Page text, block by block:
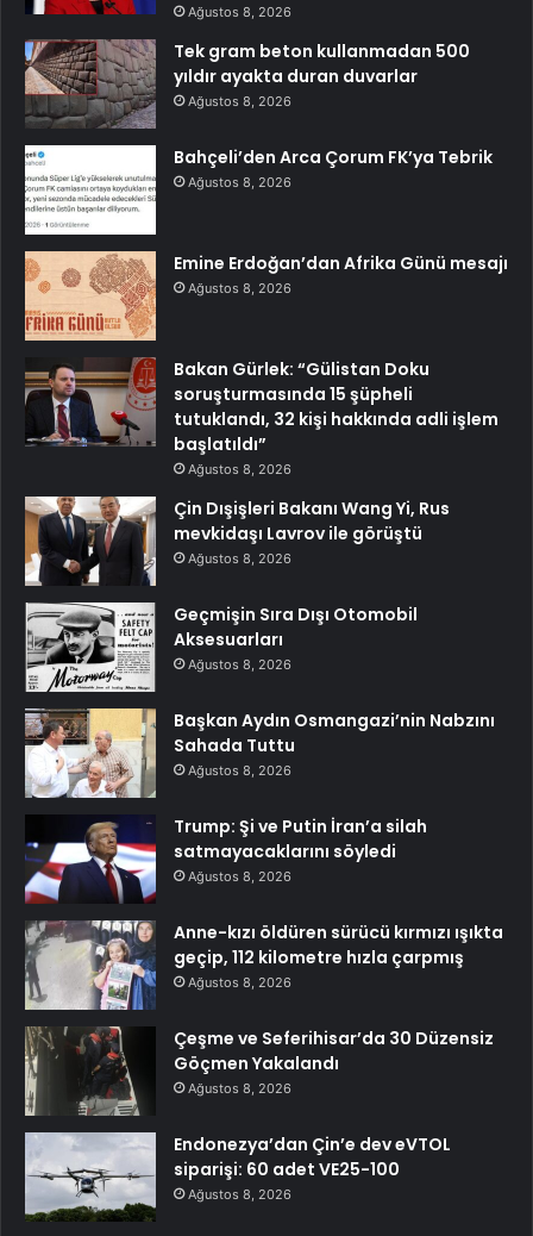
Ağustos 8, 2026
Tek gram beton kullanmadan 500
yıldır ayakta duran duvarlar
Ağustos 8, 2026
Bahçeli’den Arca Çorum FK’ya Tebrik
Ağustos 8, 2026
Emine Erdoğan’dan Afrika Günü mesajı
Ağustos 8, 2026
Bakan Gürlek: “Gülistan Doku
soruşturmasında 15 şüpheli
tutuklandı, 32 kişi hakkında adli işlem
başlatıldı”
Ağustos 8, 2026
Çin Dışişleri Bakanı Wang Yi, Rus
mevkidaşı Lavrov ile görüştü
Ağustos 8, 2026
Geçmişin Sıra Dışı Otomobil
Aksesuarları
Ağustos 8, 2026
Başkan Aydın Osmangazi’nin Nabzını
Sahada Tuttu
Ağustos 8, 2026
Trump: Şi ve Putin İran’a silah
satmayacaklarını söyledi
Ağustos 8, 2026
Anne-kızı öldüren sürücü kırmızı ışıkta
geçip, 112 kilometre hızla çarpmış
Ağustos 8, 2026
Çeşme ve Seferihisar’da 30 Düzensiz
Göçmen Yakalandı
Ağustos 8, 2026
Endonezya’dan Çin’e dev eVTOL
siparişi: 60 adet VE25-100
Ağustos 8, 2026